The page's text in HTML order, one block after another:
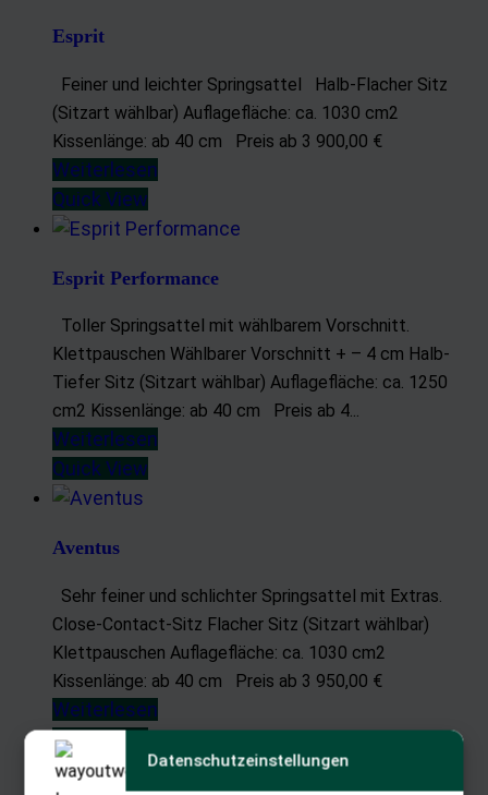
Esprit
Feiner und leichter Springsattel Halb-Flacher Sitz
(Sitzart wählbar) Auflagefläche: ca. 1030 cm2
Kissenlänge: ab 40 cm Preis ab 3 900,00 €
Weiterlesen
Quick View
Esprit Performance
Toller Springsattel mit wählbarem Vorschnitt.
Klettpauschen Wählbarer Vorschnitt + – 4 cm Halb-
Tiefer Sitz (Sitzart wählbar) Auflagefläche: ca. 1250
cm2 Kissenlänge: ab 40 cm Preis ab 4...
Weiterlesen
Quick View
Aventus
Sehr feiner und schlichter Springsattel mit Extras.
Close-Contact-Sitz Flacher Sitz (Sitzart wählbar)
Klettpauschen Auflagefläche: ca. 1030 cm2
Kissenlänge: ab 40 cm Preis ab 3 950,00 €
Weiterlesen
Quick View
Datenschutzeinstellungen